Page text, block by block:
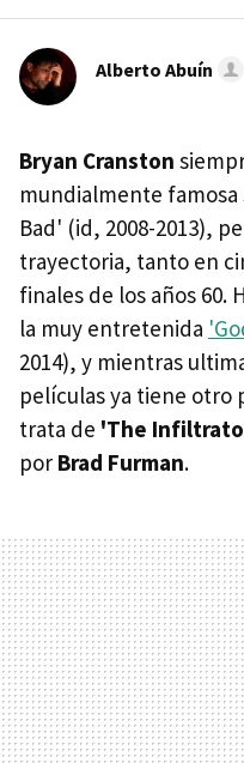
Alberto Abuín
Bryan Cranston
mundialmente
Bad' (id, 2008-2013),
trayectoria, tanto en
finales de los años 60.
la muy entretenida
2014), y mientras
películas ya tiene otro
trata de 'The
por Brad Furman.